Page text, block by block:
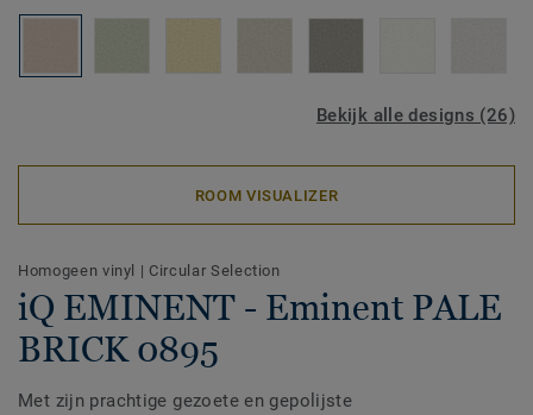
Bekijk alle designs (26)
ROOM VISUALIZER
Homogeen vinyl | Circular Selection
iQ EMINENT - Eminent PALE
BRICK 0895
Met zijn prachtige gezoete en gepolijste